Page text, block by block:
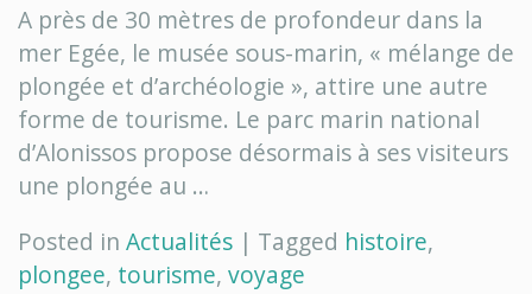
« on
plonge
dans
l’histoire »
A près de 30 mètres de profondeur dans la
mer Egée, le musée sous-marin, « mélange de
plongée et d’archéologie », attire une autre
forme de tourisme. Le parc marin national
d’Alonissos propose désormais à ses visiteurs
une plongée au …
Posted in Actualités | Tagged histoire,
plongee, tourisme, voyage